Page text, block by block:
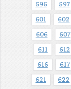
596 597
601 602
606 607
611 612
616 617
621 622